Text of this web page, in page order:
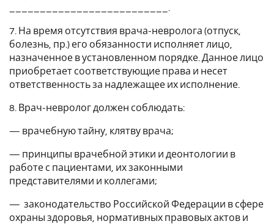
7. На время отсутствия врача-невролога (отпуск,
болезнь, пр.) его обязанности исполняет лицо,
назначенное в установленном порядке. Данное лицо
приобретает соответствующие права и несет
ответственность за надлежащее их исполнение.
8. Врач-невролог должен соблюдать:
— врачебную тайну, клятву врача;
— принципы врачебной этики и деонтологии в
работе с пациентами, их законными
представителями и коллегами;
— законодательство Российской Федерации в сфере
охраны здоровья, нормативных правовых актов и